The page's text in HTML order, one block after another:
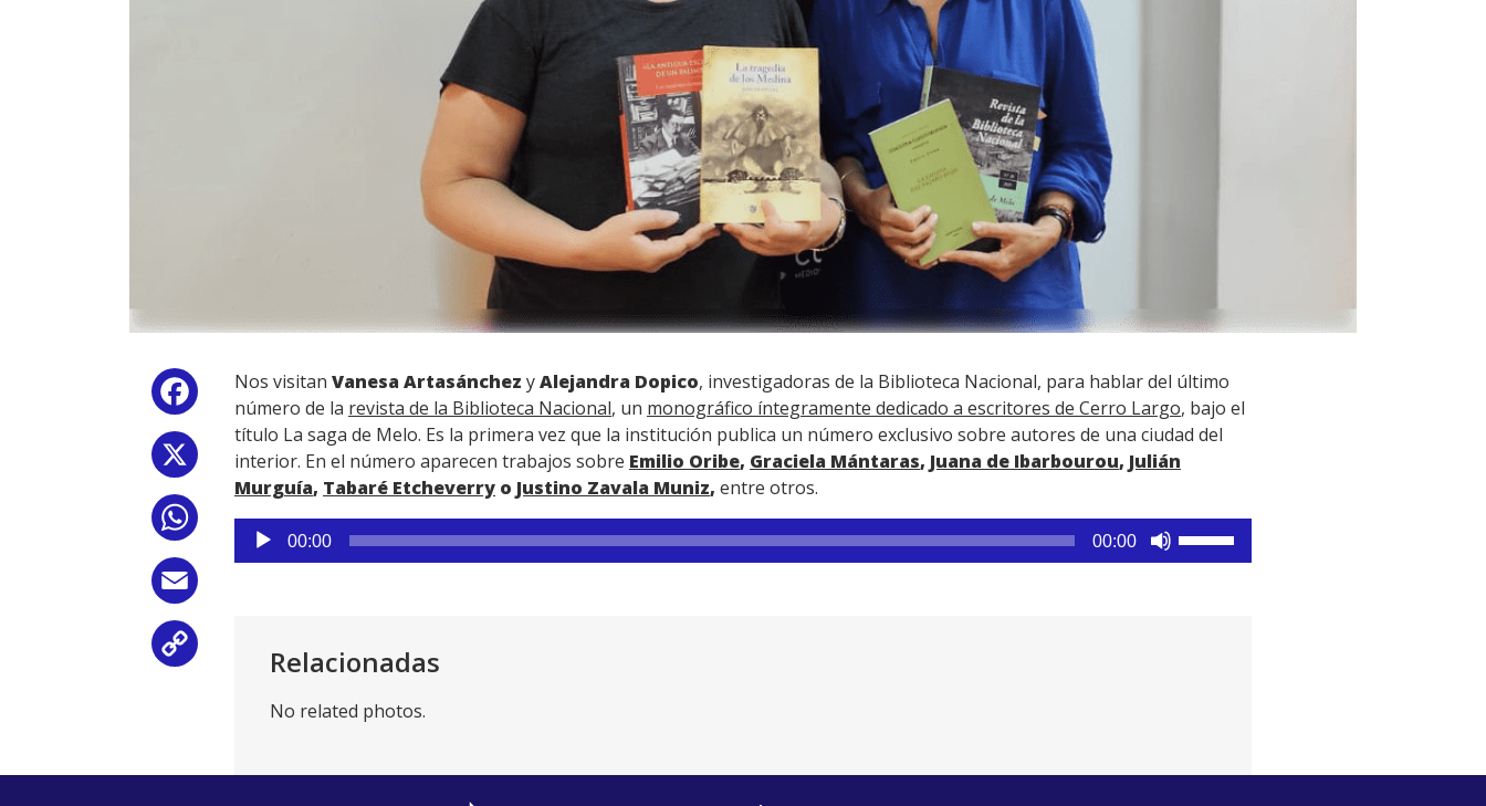
Facebook
WhatsApp
Nos visitan Vanesa Artasánchez yAlejandra Dopico, investigadoras de la Biblioteca Nacional, para hablar del último
número de la revista de la Biblioteca Nacional, un monográfico íntegramente dedicado a escritores de Cerro Largo, bajo el
título La saga de Melo. Es la primera vez que la institución publica un número exclusivo sobre autores de una ciudad del
interior. En el número aparecen trabajos sobre Emilio Oribe, Graciela Mántaras, Juana de Ibarbourou, Julián
Murguía, Tabaré Etcheverry o Justino Zavala Muniz, entre otros.
Reproductor
de
00:00 00:00
Relacionadas
No related photos.